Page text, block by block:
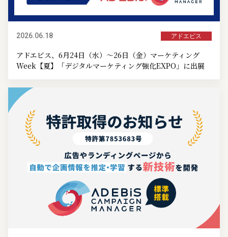
2026.06.18 アドエビス
アドエビス、6月24日（水）～26日（金）マーケティング
Week【夏】「デジタルマーケティング強化EXPO」に出展